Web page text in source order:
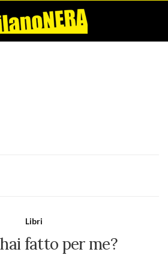
Libri
fatto per me?